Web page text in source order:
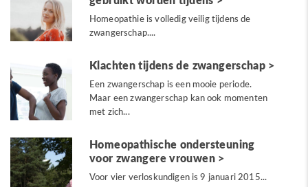
Homeopathie is volledig veilig tijdens de
zwangerschap....
Klachten tijdens de zwangerschap
Een zwangerschap is een mooie periode.
Maar een zwangerschap kan ook momenten
met zich...
Homeopathische ondersteuning
voor zwangere vrouwen
Voor vier verloskundigen is 9 januari 2015...